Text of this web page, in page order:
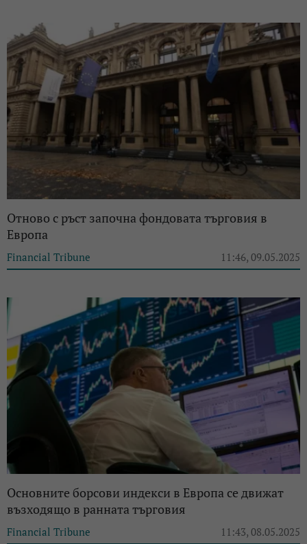
Отново с ръст започна фондовата търговия в
Европа
Financial Tribune 11:46, 09.05.2025
Основните борсови индекси в Европа се движат
възходящо в ранната търговия
Financial Tribune 11:43, 08.05.2025